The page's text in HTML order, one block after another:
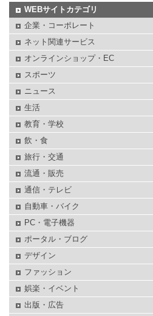
WEBサイトカテゴリ
企業・コーポレート
ネット関連サービス
オンラインショップ・EC
スポーツ
ニュース
生活
教育・学校
飲・食
旅行・交通
流通・販売
通信・テレビ
自動車・バイク
PC・電子機器
ポータル・ブログ
デザイン
ファッション
娯楽・イベント
出版・広告